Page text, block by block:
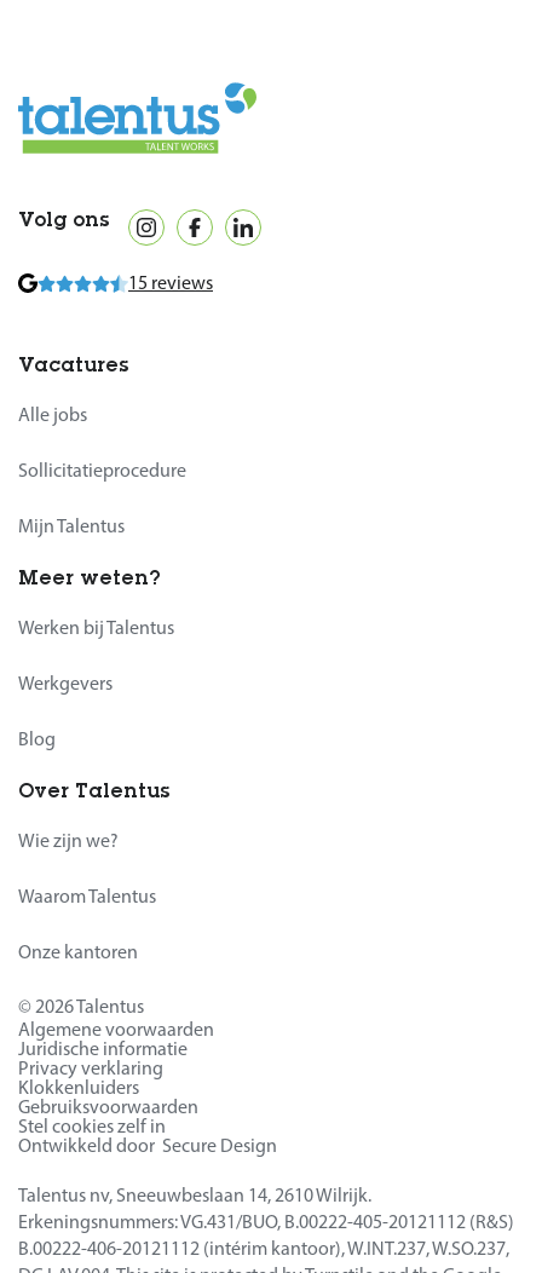
Volg ons
15 reviews
Vacatures
Alle jobs
Sollicitatieprocedure
Mijn Talentus
Meer weten?
Werken bij Talentus
Werkgevers
Blog
Over Talentus
Wie zijn we?
Waarom Talentus
Onze kantoren
© 2026 Talentus
Algemene voorwaarden
Juridische informatie
Privacy verklaring
Klokkenluiders
Gebruiksvoorwaarden
Stel cookies zelf in
Ontwikkeld door Secure Design
Talentus nv, Sneeuwbeslaan 14, 2610 Wilrijk.
Erkeningsnummers: VG.431/BUO, B.00222-405-20121112 (R&S)
B.00222-406-20121112 (intérim kantoor), W.INT.237, W.SO.237,